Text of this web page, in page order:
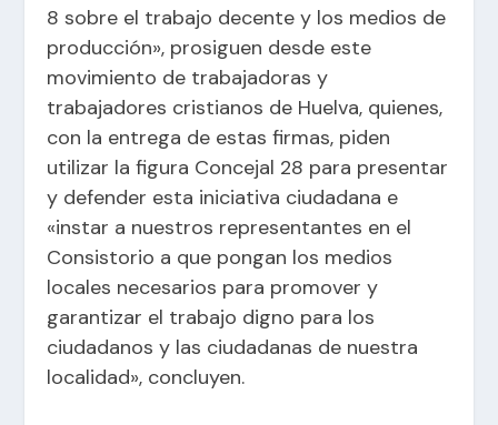
8 sobre el trabajo decente y los medios de
producción», prosiguen desde este
movimiento de trabajadoras y
trabajadores cristianos de Huelva, quienes,
con la entrega de estas firmas, piden
utilizar la figura Concejal 28 para presentar
y defender esta iniciativa ciudadana e
«instar a nuestros representantes en el
Consistorio a que pongan los medios
locales necesarios para promover y
garantizar el trabajo digno para los
ciudadanos y las ciudadanas de nuestra
localidad», concluyen.